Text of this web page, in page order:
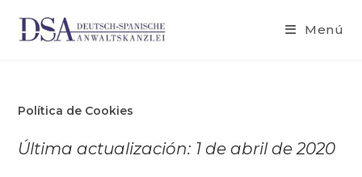
Menú
Política de Cookies
Última actualización: 1 de abril de 2020